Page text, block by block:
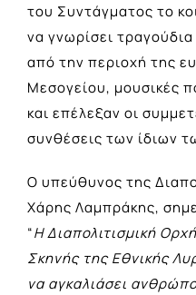
του Συντάγματος το
να γνωρίσει
από την περιοχή της
Μεσογείου, μουσικές
και επέλεξαν οι
συνθέσεις των ίδιων
Ο υπεύθυνος της
Χάρης Λαμπράκης,
“H Διαπολιτισμική
Σκηνής της Εθνικής
να αγκαλιάσει